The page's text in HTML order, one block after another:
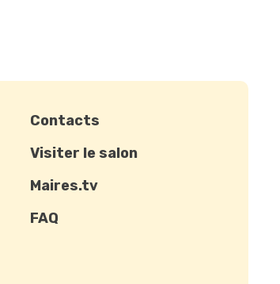
Contacts
Visiter le salon
Maires.tv
FAQ